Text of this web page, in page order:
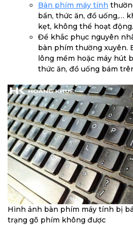
Bàn phím máy tính
bẩn, thức ăn, đồ uống,…
kẹt, không thể hoạt động.
Để khắc phục nguyên
bàn phím thường xuyên.
lông mềm hoặc máy hút
thức ăn, đồ uống bám
Hình ảnh bàn phím máy tính bị
trạng gõ phím không được